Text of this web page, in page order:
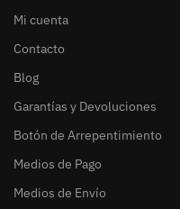
Mi cuenta
Contacto
Blog
Garantías y Devoluciones
Botón de Arrepentimiento
Medios de Pago
Medios de Envío